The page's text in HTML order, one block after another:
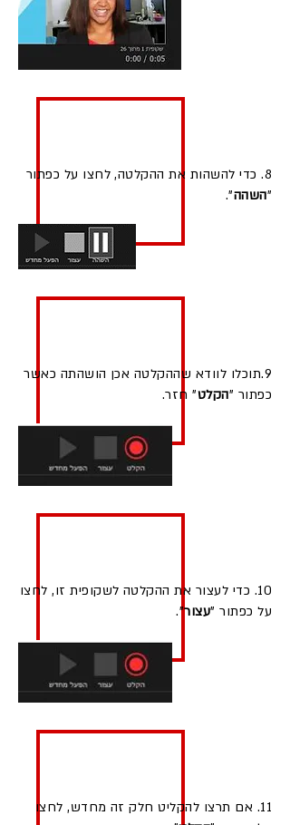
8. כדי להשהות את ההקלטה, לחצו על כפתור
"השהה".
9.תוכלו לוודא שההקלטה אכן הושהתה כאשר
כפתור "הקלט" חזר.
10. כדי לעצור את ההקלטה לשקופית זו, לחצו
על כפתור "עצור".
11. אם תרצו להקליט חלק זה מחדש, לחצו